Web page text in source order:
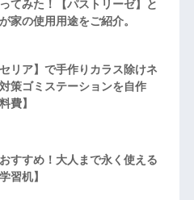
てみた！【パストリーゼ】と
家の使用用途をご紹介。
セリア】で手作りカラス除けネ
策ゴミステーションを自作
費】
おすすめ！大人まで永く使える
習机】